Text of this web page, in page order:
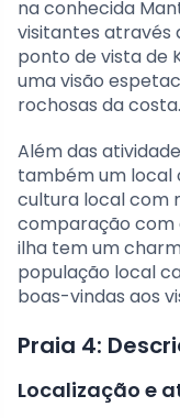
na conhecida
visitantes através
ponto de vista de
uma visão
rochosas da costa.
Além das
também um local
cultura local com
comparação com
ilha tem um
população local
boas-vindas aos
Praia 4:
Localização e